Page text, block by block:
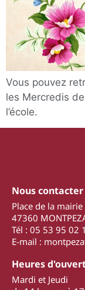
Vous pouvez
les Mercredis
l’école.
Nous contacter
Place de la mairie
47360
Tél : 05 53 95 02
E-mail :
Heures
Mardi et Jeudi